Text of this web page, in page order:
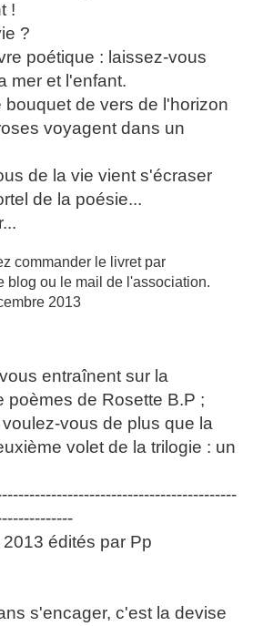
!
?
poétique : laissez-vous
mer et l'enfant.
bouquet de vers de l'horizon
voyagent dans un
de la vie vient s'écraser
de la poésie...
commander le livret par
blog ou le mail de l'association.
2013
entraînent sur la
poèmes de Rosette B.P ;
vous de plus que la
volet de la trilogie : un
édités par Pp
s'encager, c'est la devise